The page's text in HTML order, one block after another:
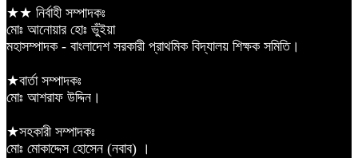
★★ নির্বাহী সম্পাদকঃ
মোঃ আনোয়ার হোঃ ভুঁইয়া
মহাসম্পাদক - বাংলাদেশ সরকারী প্রাথমিক বিদ্যালয় শিক্ষক সমিতি।
★বার্তা সম্পাদকঃ
মোঃ আশরাফ উদ্দিন।
★সহকারী সম্পাদকঃ
মোঃ মোকাদ্দেস হোসেন (নবাব) ।